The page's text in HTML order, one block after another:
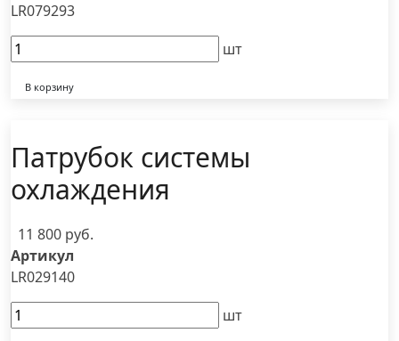
LR079293
шт
В корзину
Патрубок системы
охлаждения
11 800 руб.
Артикул
LR029140
шт